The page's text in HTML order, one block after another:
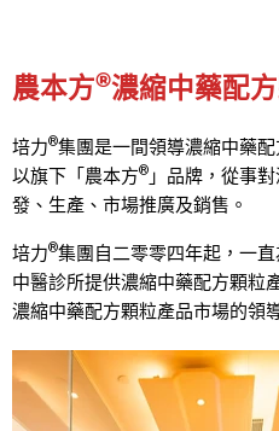
農本方®濃縮中藥配
培力®集團是一間領導濃縮中藥
以旗下「農本方® 」品牌，從事
發、生產、市場推廣及銷售。
培力®集團自二零零四年起，一
中醫診所提供濃縮中藥配方顆粒
濃縮中藥配方顆粒產品市場的領